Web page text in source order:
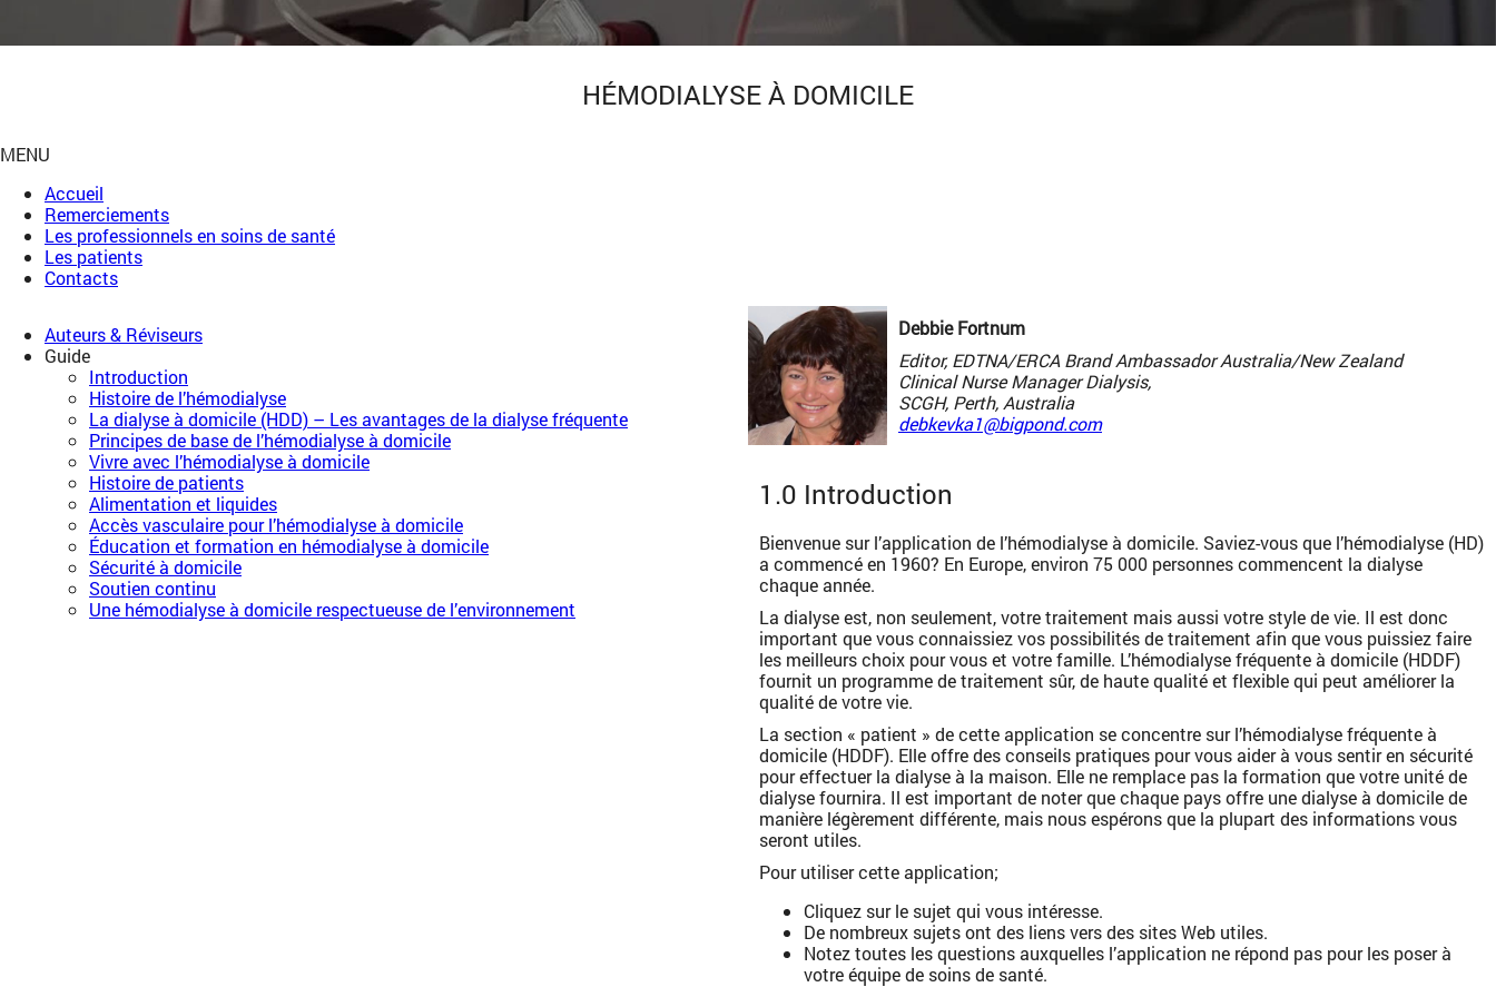
HÉMODIALYSE À DOMICILE
MENU
Accueil
Remerciements
Les professionnels en soins de santé
Les patients
Contacts
Auteurs & Réviseurs
Guide
Introduction
Histoire de l’hémodialyse
La dialyse à domicile (HDD) – Les avantages de la dialyse fréquente
Principes de base de l’hémodialyse à domicile
Vivre avec l’hémodialyse à domicile
Histoire de patients
Alimentation et liquides
Accès vasculaire pour l’hémodialyse à domicile
Éducation et formation en hémodialyse à domicile
Sécurité à domicile
Soutien continu
Une hémodialyse à domicile respectueuse de l’environnement
Debbie Fortnum
Editor, EDTNA/ERCA Brand Ambassador Australia/New Zealand
Clinical Nurse Manager Dialysis,
SCGH, Perth, Australia
debkevka1@bigpond.com
1.0 Introduction
Bienvenue sur l’application de l’hémodialyse à domicile. Saviez-vous que l’hémodialyse (HD)
a commencé en 1960? En Europe, environ 75 000 personnes commencent la dialyse
chaque année.
La dialyse est, non seulement, votre traitement mais aussi votre style de vie. Il est donc
important que vous connaissiez vos possibilités de traitement afin que vous puissiez faire
les meilleurs choix pour vous et votre famille. L’hémodialyse fréquente à domicile (HDDF)
fournit un programme de traitement sûr, de haute qualité et flexible qui peut améliorer la
qualité de votre vie.
La section « patient » de cette application se concentre sur l’hémodialyse fréquente à
domicile (HDDF). Elle offre des conseils pratiques pour vous aider à vous sentir en sécurité
pour effectuer la dialyse à la maison. Elle ne remplace pas la formation que votre unité de
dialyse fournira. Il est important de noter que chaque pays offre une dialyse à domicile de
manière légèrement différente, mais nous espérons que la plupart des informations vous
seront utiles.
Pour utiliser cette application;
Cliquez sur le sujet qui vous intéresse.
De nombreux sujets ont des liens vers des sites Web utiles.
Notez toutes les questions auxquelles l’application ne répond pas pour les poser à
votre équipe de soins de santé.